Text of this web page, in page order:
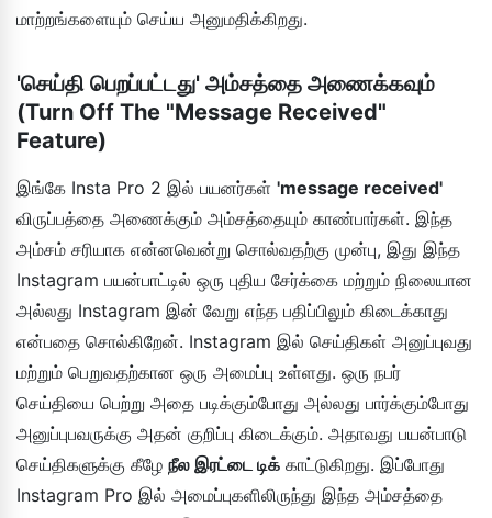
மாற்றங்களையும் செய்ய அனுமதிக்கிறது.
'செய்தி பெறப்பட்டது' அம்சத்தை அணைக்கவும்
(Turn Off The "Message Received"
Feature)
இங்கே Insta Pro 2 இல் பயனர்கள் 'message received'
விருப்பத்தை அணைக்கும் அம்சத்தையும் காண்பார்கள். இந்த
அம்சம் சரியாக என்னவென்று சொல்வதற்கு முன்பு, இது இந்த
Instagram பயன்பாட்டில் ஒரு புதிய சேர்க்கை மற்றும் நிலையான
அல்லது Instagram இன் வேறு எந்த பதிப்பிலும் கிடைக்காது
என்பதை சொல்கிறேன். Instagram இல் செய்திகள் அனுப்புவது
மற்றும் பெறுவதற்கான ஒரு அமைப்பு உள்ளது. ஒரு நபர்
செய்தியை பெற்று அதை படிக்கும்போது அல்லது பார்க்கும்போது
அனுப்புபவருக்கு அதன் குறிப்பு கிடைக்கும். அதாவது பயன்பாடு
செய்திகளுக்கு கீழே நீல இரட்டை டிக் காட்டுகிறது. இப்போது
Instagram Pro இல் அமைப்புகளிலிருந்து இந்த அம்சத்தை